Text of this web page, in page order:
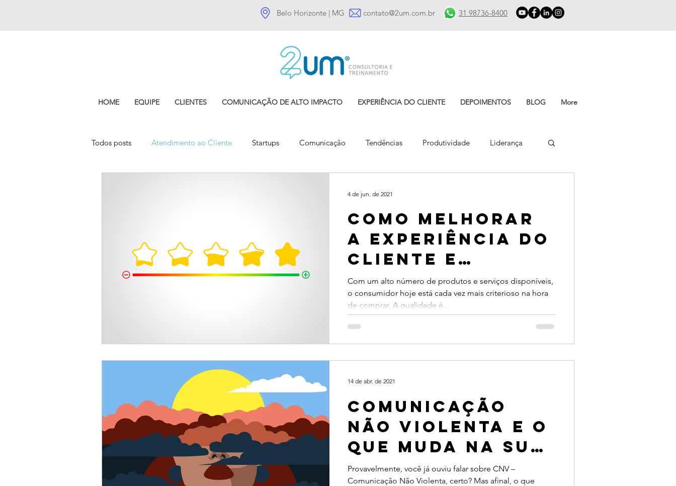
Belo Horizonte | MG contato@2um.com.br 31 98736-8400
HOME EQUIPE CLIENTES COMUNICAÇÃO DE ALTO IMPACTO EXPERIÊNCIA DO CLIENTE DEPOIMENTOS BLOG More
Todos posts Atendimento ao Cliente Startups Comunicação Tendências Produtividade Liderança
Como melhorar
a experiência do
cliente e
encantá-lo
Com um alto número de produtos e serviços disponíveis,
o consumidor hoje está cada vez mais criterioso na hora
de comprar. A qualidade é...
4 de jun. de 2021
Comunicação
não violenta e o
que muda na sua
vida
Provavelmente, você já ouviu falar sobre CNV –
Comunicação Não Violenta, certo? Mas afinal, o que
14 de abr. de 2021